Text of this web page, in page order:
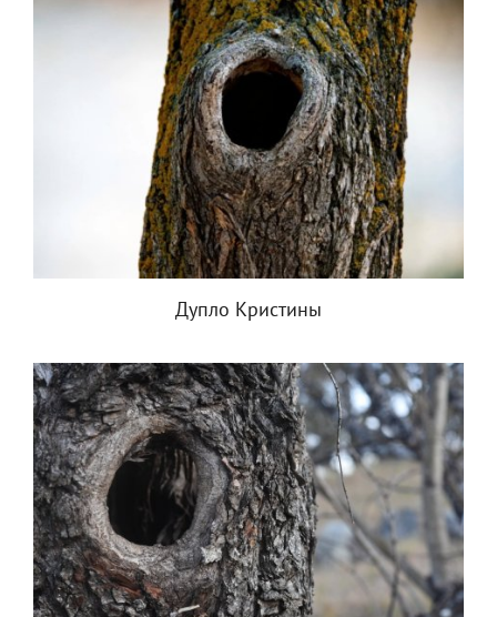
Дупло Кристины